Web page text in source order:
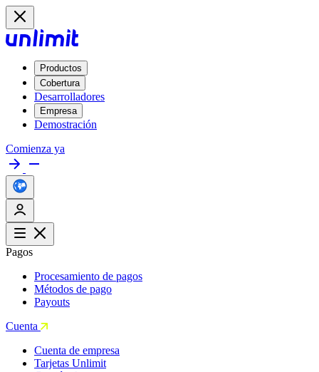
Productos
Cobertura
Desarrolladores
Empresa
Demostración
Comienza ya
Pagos
Procesamiento de pagos
Métodos de pago
Payouts
Cuenta
Cuenta de empresa
Tarjetas Unlimit